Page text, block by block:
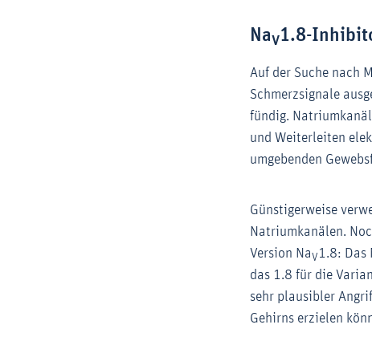
NaV1.8-
Auf der Suche nach
Schmerzsignale
fündig.
und Weiterleiten
umgebenden
Günstigerweise
Natriumkanälen.
Version NaV 1.8: Das
das 1.8 für die
sehr plausibler
Gehirns erzielen